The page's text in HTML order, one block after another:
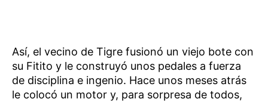
Así, el vecino de Tigre fusionó un viejo bote con
su Fitito y le construyó unos pedales a fuerza
de disciplina e ingenio. Hace unos meses atrás
le colocó un motor y, para sorpresa de todos,